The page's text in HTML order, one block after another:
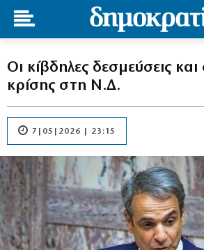
Οι κίβδηλες δεσμεύσεις
κρίσης στη Ν.Δ.
7|05|2026 | 23:15